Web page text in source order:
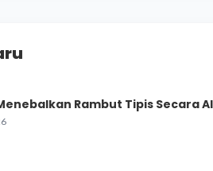
Rambut Tipis Secara